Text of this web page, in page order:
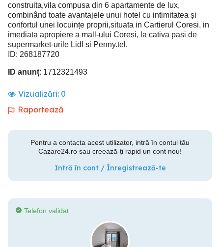
construita,vila compusa din 6 apartamente de lux,
combinând toate avantajele unui hotel cu intimitatea și
confortul unei locuințe proprii,situata in Cartierul Coresi, in
imediata apropiere a mall-ului Coresi, la cativa pasi de
supermarket-urile Lidl si Penny.tel.
ID: 268187720
ID anunț: 1712321493
Vizualizări: 0
Raportează
Pentru a contacta acest utilizator, intră în contul tău
Cazare24.ro sau creează-ți rapid un cont nou!
Intră în cont / Înregistrează-te
Telefon validat